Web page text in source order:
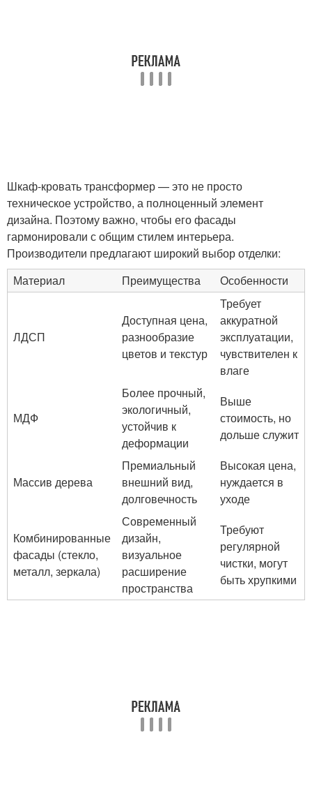
Шкаф-кровать трансформер — это не просто
техническое устройство, а полноценный элемент
дизайна. Поэтому важно, чтобы его фасады
гармонировали с общим стилем интерьера.
Производители предлагают широкий выбор отделки:
Материал
Преимущества Особенности
ЛДСП
Доступная цена,
разнообразие
цветов и текстур
Требует
аккуратной
эксплуатации,
чувствителен к
влаге
МДФ
Более прочный,
экологичный,
устойчив к
деформации
Выше
стоимость, но
дольше служит
Массив дерева
Премиальный
внешний вид,
долговечность
Высокая цена,
нуждается в
уходе
Комбинированные
фасады (стекло,
металл, зеркала)
Современный
дизайн,
визуальное
расширение
пространства
Требуют
регулярной
чистки, могут
быть хрупкими